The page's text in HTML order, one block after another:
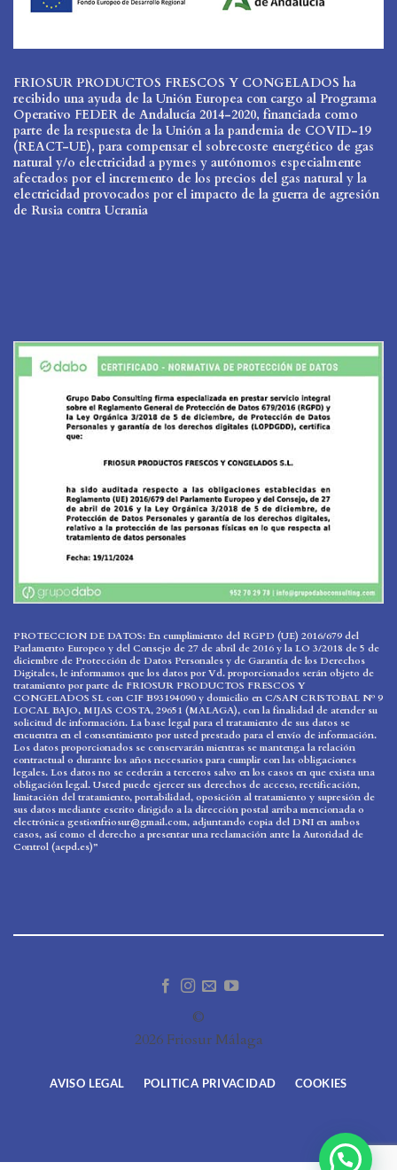
FRIOSUR PRODUCTOS FRESCOS Y CONGELADOS ha
recibido una ayuda de la Unión Europea con cargo al Programa
Operativo FEDER de Andalucía 2014-2020, financiada como
parte de la respuesta de la Unión a la pandemia de COVID-19
(REACT-UE), para compensar el sobrecoste energético de gas
natural y/o electricidad a pymes y autónomos especialmente
afectados por el incremento de los precios del gas natural y la
electricidad provocados por el impacto de la guerra de agresión
de Rusia contra Ucrania
PROTECCION DE DATOS: En cumplimiento del RGPD (UE) 2016/679 del
Parlamento Europeo y del Consejo de 27 de abril de 2016 y la LO 3/2018 de 5 de
diciembre de Protección de Datos Personales y de Garantía de los Derechos
Digitales, le informamos que los datos por Vd. proporcionados serán objeto de
tratamiento por parte de FRIOSUR PRODUCTOS FRESCOS Y
CONGELADOS SL con CIF B93194090 y domicilio en C/SAN CRISTOBAL Nº 9
LOCAL BAJO, MIJAS COSTA, 29651 (MALAGA), con la finalidad de atender su
solicitud de información. La base legal para el tratamiento de sus datos se
encuentra en el consentimiento por usted prestado para el envío de información.
Los datos proporcionados se conservarán mientras se mantenga la relación
contractual o durante los años necesarios para cumplir con las obligaciones
legales. Los datos no se cederán a terceros salvo en los casos en que exista una
obligación legal. Usted puede ejercer sus derechos de acceso, rectificación,
limitación del tratamiento, portabilidad, oposición al tratamiento y supresión de
sus datos mediante escrito dirigido a la dirección postal arriba mencionada o
electrónica gestionfriosur@gmail.com, adjuntando copia del DNI en ambos
casos, así como el derecho a presentar una reclamación ante la Autoridad de
Control (aepd.es)”
©
2026 Friosur Málaga
AVISO LEGAL POLITICA PRIVACIDAD COOKIES
¿En qué podemos ayudarte?